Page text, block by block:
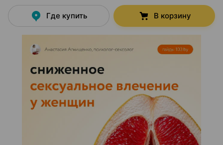
Где купить В корзину